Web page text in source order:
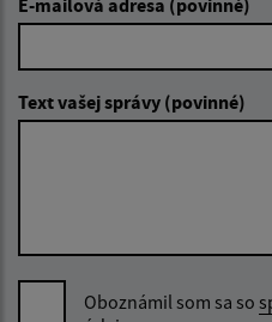
E-mailová adresa (povinné)
Text vašej správy (povinné)
Oboznámil som sa so